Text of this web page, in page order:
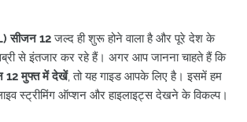
सीजन 12जल्द ही शुरू होने वाला है और पूरे देश के
से इंतजार कर रहे हैं। अगर आप जानना चाहते हैं कि
12 मुफ्त में देखें, तो यह गाइड आपके लिए है। इसमें हम
स्ट्रीमिंग ऑप्शन और हाइलाइट्स देखने के विकल्प।